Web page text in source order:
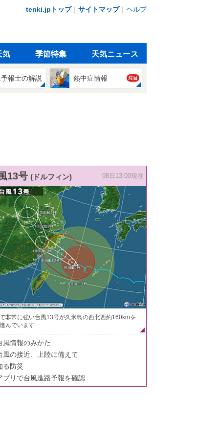
tenki.jpトップ｜ サイトマップ｜ ヘルプ
気 季節特集 天気ニュース
報士の解説 熱中症情報 注目
13号 (ドルフィン) 08日13:00現在
非常に強い台風13号が久米島の西北西約160kmを
んでいます
風情報のみかた
風の接近、上陸に備えて
る防災
プリで台風進路予報を確認